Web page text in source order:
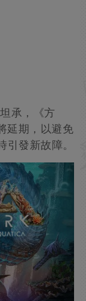
承，《方
延期，以避免
發新故障。